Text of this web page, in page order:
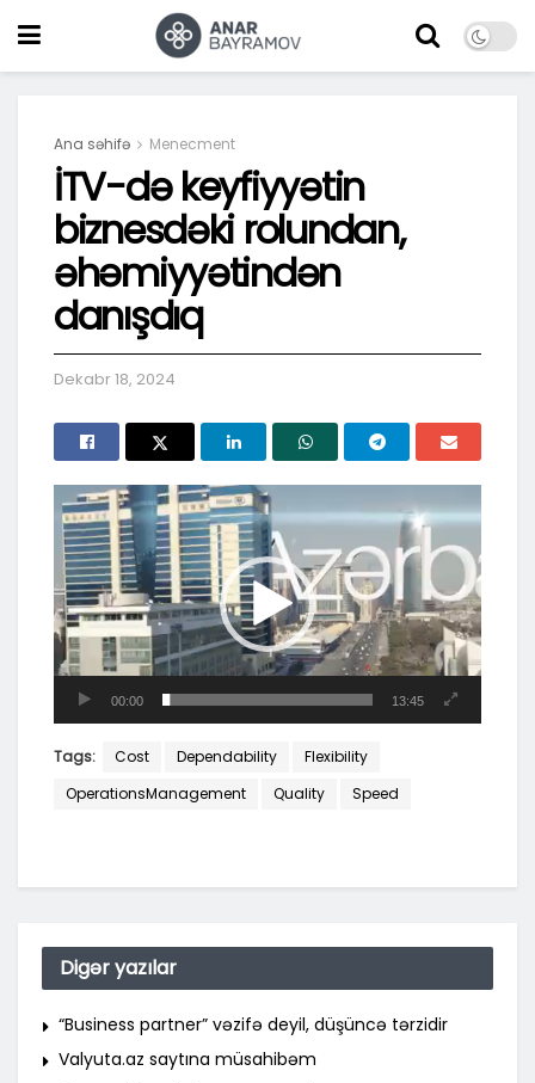
Ana səhifə Menecment
İTV-də keyfiyyətin
biznesdəki rolundan,
əhəmiyyətindən
danışdıq
Dekabr 18, 2024
Video
Oynadıcı
00:00 13:45
Tags: Cost Dependability
Flexibility
OperationsManagement
Quality Speed
Digər yazılar
“Business partner” vəzifə deyil, düşüncə tərzidir
Valyuta.az saytına müsahibəm